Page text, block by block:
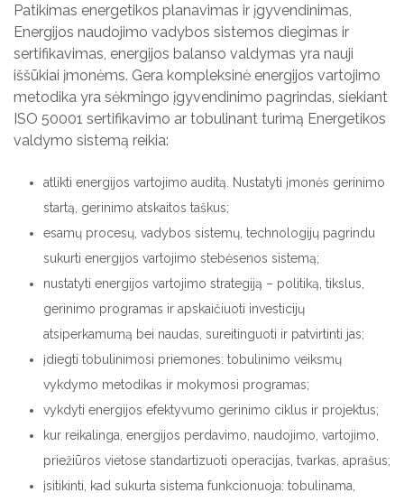
Patikimas energetikos planavimas ir įgyvendinimas,
Energijos naudojimo vadybos sistemos diegimas ir
sertifikavimas, energijos balanso valdymas yra nauji
iššūkiai įmonėms. Gera kompleksinė energijos vartojimo
metodika yra sėkmingo įgyvendinimo pagrindas, siekiant
ISO 50001 sertifikavimo ar tobulinant turimą Energetikos
valdymo sistemą reikia:
atlikti energijos vartojimo auditą. Nustatyti įmonės gerinimo
startą, gerinimo atskaitos taškus;
esamų procesų, vadybos sistemų, technologijų pagrindu
sukurti energijos vartojimo stebėsenos sistemą;
nustatyti energijos vartojimo strategiją – politiką, tikslus,
gerinimo programas ir apskaičiuoti investicijų
atsiperkamumą bei naudas, sureitinguoti ir patvirtinti jas;
įdiegti tobulinimosi priemones: tobulinimo veiksmų
vykdymo metodikas ir mokymosi programas;
vykdyti energijos efektyvumo gerinimo ciklus ir projektus;
kur reikalinga, energijos perdavimo, naudojimo, vartojimo,
priežiūros vietose standartizuoti operacijas, tvarkas, aprašus;
įsitikinti, kad sukurta sistema funkcionuoja: tobulinama,